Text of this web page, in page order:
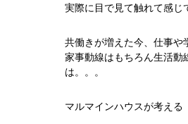
実際に目で見て触れて感じ
共働きが増えた今、仕事や
家事動線はもちろん生活動
は。。。
マルマインハウスが考え